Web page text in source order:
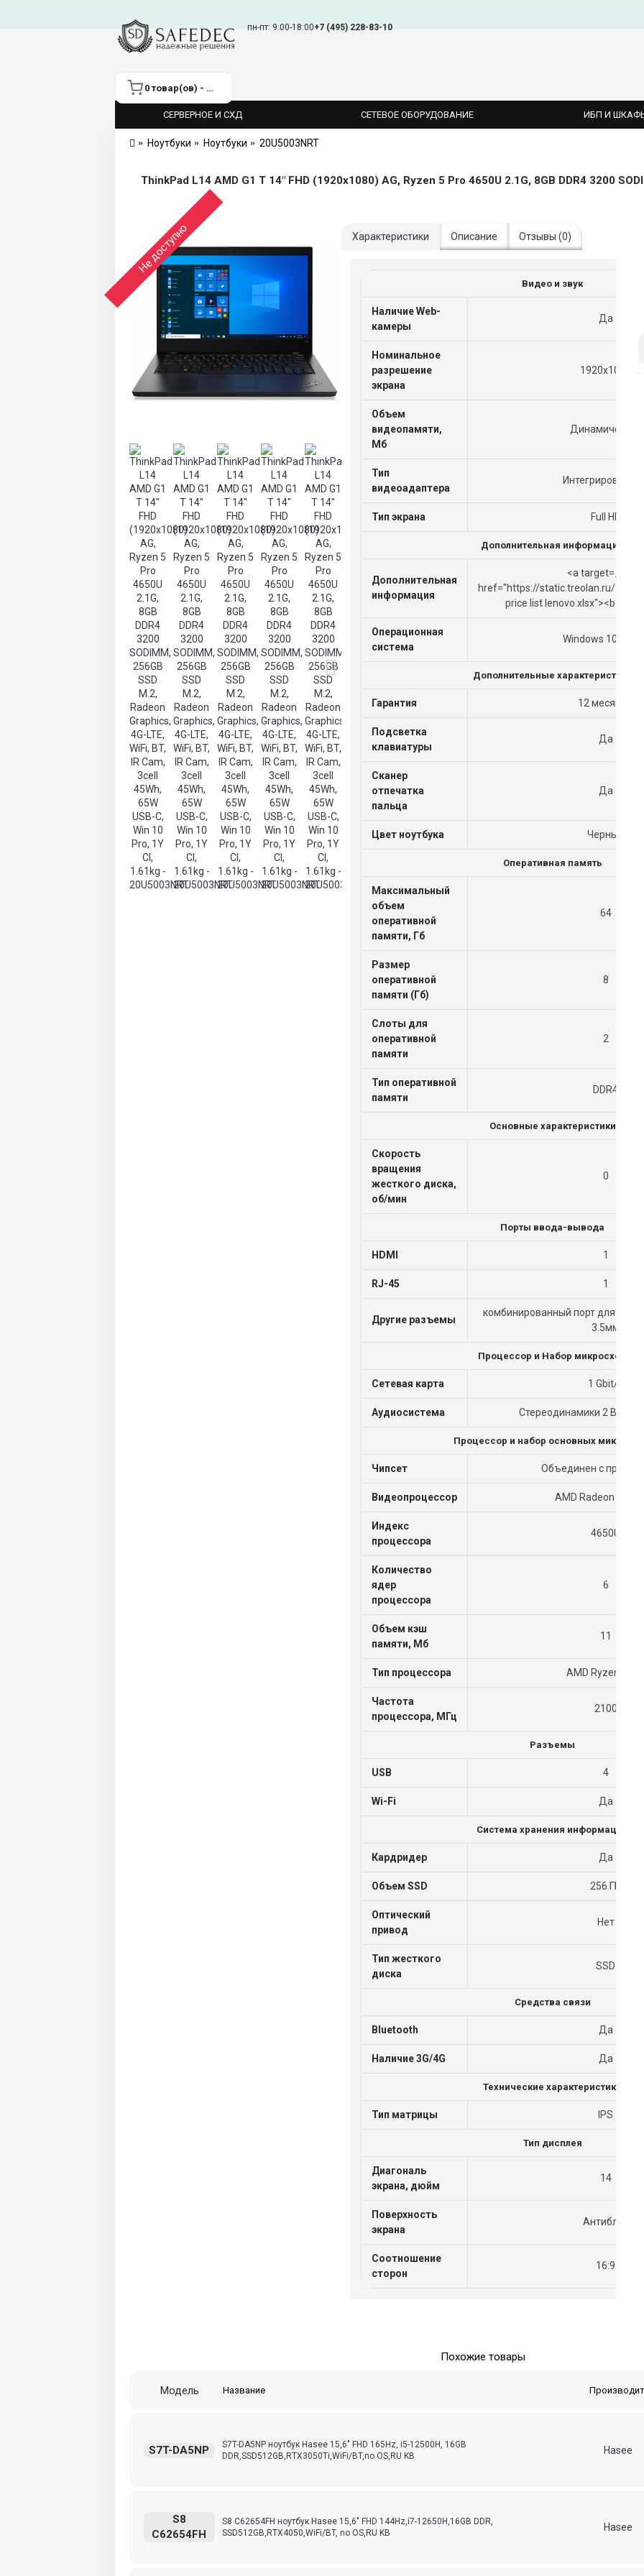
пн-пт: 9:00-18:00+7 (495) 228-83-10
0 товар(ов) - 0 ₽
СЕРВЕРНОЕ И СХД СЕТЕВОЕ ОБОРУДОВАНИЕ ИБП И
Ноутбуки Ноутбуки 20U5003NRT
Не доступно Характеристики Описание Отзывы (0)
Видео и звук
Наличие Web-
камеры
Да
Номинальное
разрешение
экрана
1920x1081
Объем
видеопамяти,
Мб
Динамическая
Тип
видеоадаптера
Тип экрана Full HD
Дополнительная информация
Дополнительная
информация
<a target=_blank
href="https://static.treolan.ru/files/
price list
Операционная
система
Windows 10 Pro
Дополнительные характеристики
Гарантия 12 месяцев
Подсветка
клавиатуры
Да
Сканер
отпечатка
пальца
Да
Цвет ноутбука Черный
Оперативная память
Максимальный
объем
оперативной
памяти, Гб
64
Размер
оперативной
памяти (Гб)
8
Слоты для
оперативной
памяти
2
Тип оперативной
памяти
DDR4
Основные характеристики
Скорость
вращения
жесткого диска,
об/мин
0
Порты ввода-вывода
HDMI 1
RJ-45 1
Другие разъемы
комбинированный порт для
3.5мм
Процессор и Набор микросхем
Cетевая карта 1 Gbit/s
Аудиосистема Стереодинамики 2 Вт x2,
Процессор и набор основных
Чипсет Объединен с
Видеопроцессор AMD Radeon
Индекс
процессора
4650U
Количество
ядер
процессора
6
Объем кэш
памяти, Мб
11
Тип процессора AMD Ryzen 5
Частота
процессора, МГц
2100
Разъемы
USB 4
Wi-Fi Да
Система хранения информации
Кардридер Да
Объем SSD 256 ГБ
Оптический
привод
Нет
Тип жесткого
диска
SSD
Средства связи
Bluetooth Да
Наличие 3G/4G Да
Технические характеристики
Тип матрицы IPS
Тип дисплея
Диагональ
экрана, дюйм
14
Поверхность
экрана
Антиблик
Соотношение
сторон
16:9
Похожие товары
Название
Модель
S7T-DA5NP ноутбук Hasee 15,6" FHD 165Hz, i5-12500H, 16GB
DDR,SSD512GB,RTX3050Ti,WiFi/BT,no OS,RU KB
Hasee
S7T-DA5NP
S8 C62654FH ноутбук Hasee 15,6" FHD 144Hz,i7-12650H,16GB DDR,
SSD512GB,RTX4050,WiFi/BT, no OS,RU KB
Hasee
S8
C62654FH